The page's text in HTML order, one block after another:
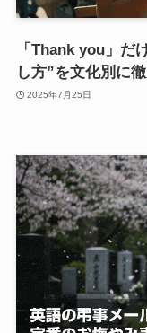
「Thank you」だ
し方”を文化別に徹
2025年7月25日